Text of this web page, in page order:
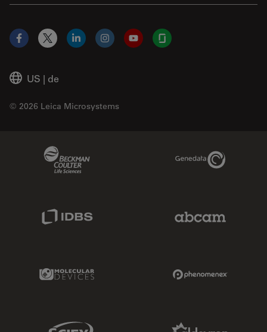
US | de
© 2026 Leica Microsystems
Facebook
X LinkedInInstagramYouTubeGlassdoor
Genedata Link
IDBS Link
Molecular Devices Link
Sciex Link